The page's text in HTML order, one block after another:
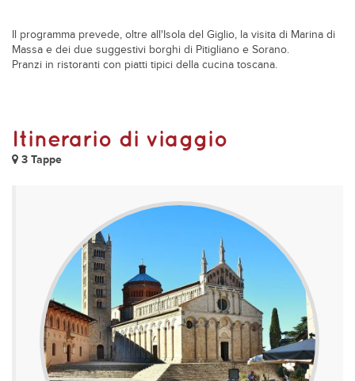
Il programma prevede, oltre all'Isola del Giglio, la visita di Marina di
Massa e dei due suggestivi borghi di Pitigliano e Sorano.
Pranzi in ristoranti con piatti tipici della cucina toscana.
Itinerario di viaggio
3 Tappe